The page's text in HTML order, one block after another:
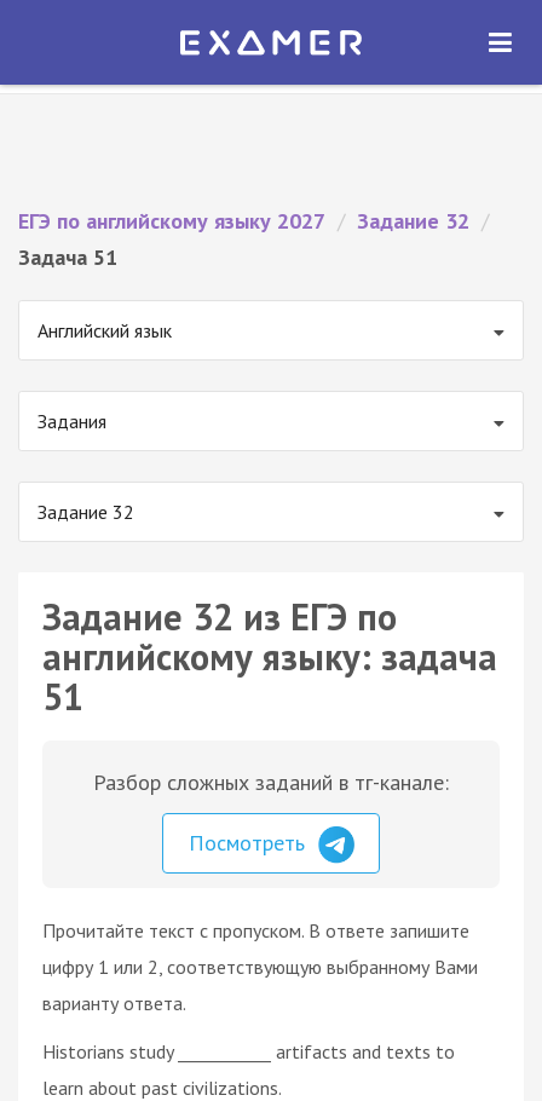
Экзамер — ЕГЭ 2027
ОТКРЫТЬ
ЕГЭ по английскому языку 2027 / Задание 32 /
Задача 51
Английский язык
Задания
Задание 32
Задание 32 из ЕГЭ по
английскому языку: задача
51
Разбор сложных заданий в тг-канале:
Посмотреть
Прочитайте текст с пропуском. В ответе запишите
цифру 1 или 2, соответствующую выбранному Вами
варианту ответа.
Historians study ___________ artifacts and texts to
learn about past civilizations.